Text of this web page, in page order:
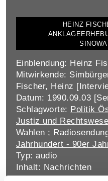
HEINZ
Einblendung: Heinz
Mitwirkende:
Fischer, Heinz
Datum: 1990.09.03
Schlagworte: Politik
Justiz und
Wahlen ;
Jahrhundert - 90er
Typ: audio
Inhalt: Nachrichten